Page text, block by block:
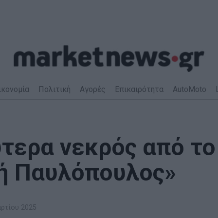
Πολιτική Αγορές Επικαιρότητα AutoMoto
νεκρός από
Παυλόπουλος»
2025